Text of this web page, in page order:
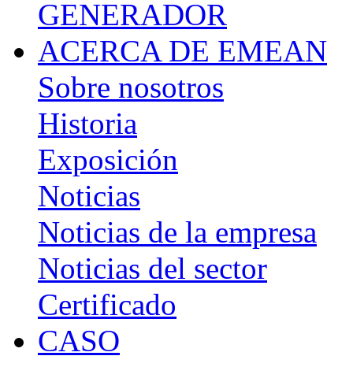
GENERADOR
ACERCA DE EMEAN
Sobre nosotros
Historia
Exposición
Noticias
Noticias de la empresa
Noticias del sector
Certificado
CASO